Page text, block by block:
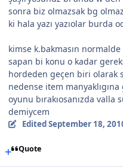
sonra biz olmazsak bg
ki hala yazı yazıolar burda
kimse k.bakmasın
sapan bi konu o kadar
hordeden geçen biri olarak
nedense item
oyunu bırakıosanızda
demiycem
EditedSeptember 18,
Quote